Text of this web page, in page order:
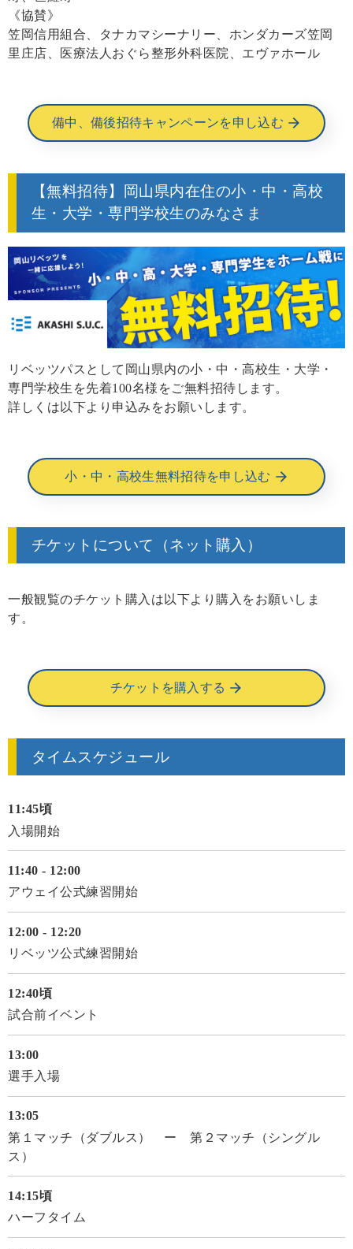
《協賛》
笠岡信用組合、タナカマシーナリー、ホンダカーズ笠岡
里庄店、医療法人おぐら整形外科医院、エヴァホール
備中、備後招待キャンペーンを申し込む
【無料招待】岡山県内在住の小・中・高校
生・大学・専門学校生のみなさま
リベッツパスとして岡山県内の小・中・高校生・大学・
専門学校生を先着100名様をご無料招待します。
詳しくは以下より申込みをお願いします。
小・中・高校生無料招待を申し込む
チケットについて（ネット購入）
一般観覧のチケット購入は以下より購入をお願いしま
す。
チケットを購入する
タイムスケジュール
11:45頃
入場開始
11:40 - 12:00
アウェイ公式練習開始
12:00 - 12:20
リベッツ公式練習開始
12:40頃
試合前イベント
13:00
選手入場
13:05
第１マッチ（ダブルス） ー 第２マッチ（シングル
ス）
14:15頃
ハーフタイム